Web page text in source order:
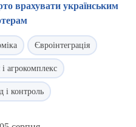
врахувати українським
Євроінтеграція
агрокомплекс
і контроль